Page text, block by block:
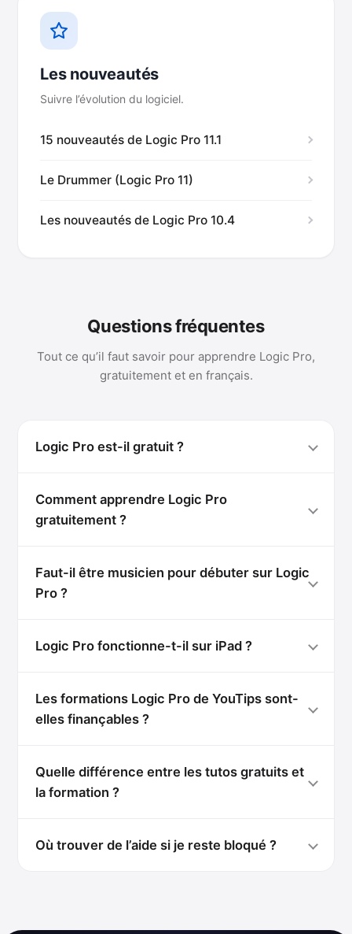
Les nouveautés
Suivre l’évolution du logiciel.
15 nouveautés de Logic Pro 11.1
Le Drummer (Logic Pro 11)
Les nouveautés de Logic Pro 10.4
Questions fréquentes
Tout ce qu’il faut savoir pour apprendre Logic Pro,
gratuitement et en français.
Logic Pro est-il gratuit ?
Comment apprendre Logic Pro
gratuitement ?
Faut-il être musicien pour débuter sur Logic
Pro ?
Logic Pro fonctionne-t-il sur iPad ?
Les formations Logic Pro de YouTips sont-
elles finançables ?
Quelle différence entre les tutos gratuits et
la formation ?
Où trouver de l’aide si je reste bloqué ?